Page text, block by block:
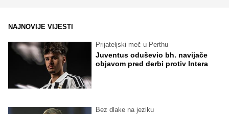
NAJNOVIJE VIJESTI
Prijateljski meč u Perthu
Juventus oduševio bh. navijače
objavom pred derbi protiv Intera
Bez dlake na jeziku